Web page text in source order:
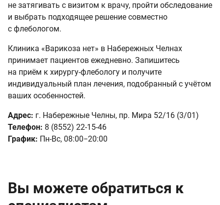
не затягивать с визитом к врачу, пройти обследование
и выбрать подходящее решение совместно
с флебологом.
Клиника «Варикоза нет» в Набережных Челнах
принимает пациентов ежедневно. Запишитесь
на приём к хирургу-флебологу и получите
индивидуальный план лечения, подобранный с учётом
ваших особенностей.
Адрес: г. Набережные Челны, пр. Мира 52/16 (3/01)
Телефон: 8 (8552) 22-15-46
График: Пн-Вс, 08:00−20:00
Вы можете обратиться к